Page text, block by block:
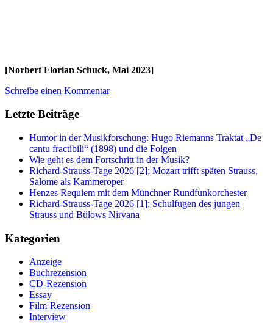
[Norbert Florian Schuck, Mai 2023]
Schreibe einen Kommentar
Letzte Beiträge
Humor in der Musikforschung: Hugo Riemanns Traktat „De
cantu fractibili“ (1898) und die Folgen
Wie geht es dem Fortschritt in der Musik?
Richard-Strauss-Tage 2026 [2]: Mozart trifft späten Strauss,
Salome als Kammeroper
Henzes Requiem mit dem Münchner Rundfunkorchester
Richard-Strauss-Tage 2026 [1]: Schulfugen des jungen
Strauss und Bülows Nirvana
Kategorien
Anzeige
Buchrezension
CD-Rezension
Essay
Film-Rezension
Interview